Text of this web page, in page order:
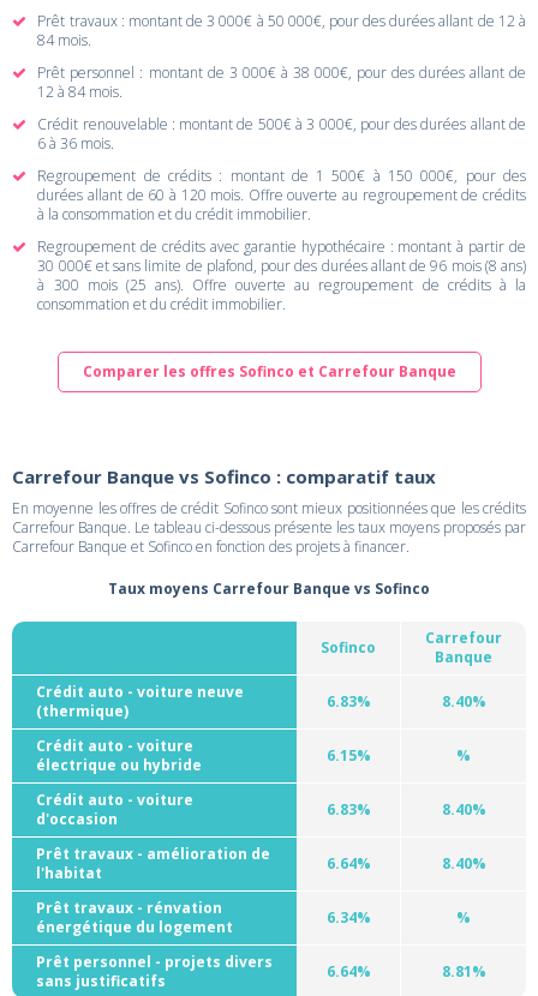
Prêt travaux : montant de 3 000€ à 50 000€, pour des durées allant de 12 à
84 mois.
Prêt personnel : montant de 3 000€ à 38 000€, pour des durées allant de
12 à 84 mois.
Crédit renouvelable : montant de 500€ à 3 000€, pour des durées allant de
6 à 36 mois.
Regroupement de crédits : montant de 1 500€ à 150 000€, pour des
durées allant de 60 à 120 mois. Offre ouverte au regroupement de crédits
à la consommation et du crédit immobilier.
Regroupement de crédits avec garantie hypothécaire : montant à partir de
30 000€ et sans limite de plafond, pour des durées allant de 96 mois (8 ans)
à 300 mois (25 ans). Offre ouverte au regroupement de crédits à la
consommation et du crédit immobilier.
Comparer les offres Sofinco et Carrefour Banque
Carrefour Banque vs Sofinco : comparatif taux
En moyenne les offres de crédit Sofinco sont mieux positionnées que les crédits
Carrefour Banque. Le tableau ci-dessous présente les taux moyens proposés par
Carrefour Banque et Sofinco en fonction des projets à financer.
Taux moyens Carrefour Banque vs Sofinco
Sofinco
Carrefour
Banque
Crédit auto - voiture neuve
(thermique)
6.83% 8.40%
Crédit auto - voiture
électrique ou hybride
6.15% %
Crédit auto - voiture
d'occasion
6.83% 8.40%
Prêt travaux - amélioration de
l'habitat
6.64% 8.40%
Prêt travaux - rénvation
énergétique du logement
6.34% %
Prêt personnel - projets divers
sans justificatifs
6.64% 8.81%